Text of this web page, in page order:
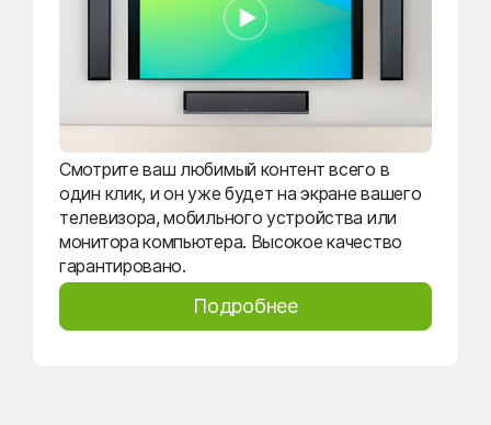
Смотрите ваш любимый контент всего в
один клик, и он уже будет на экране вашего
телевизора, мобильного устройства или
монитора компьютера. Высокое качество
гарантировано.
Подробнее